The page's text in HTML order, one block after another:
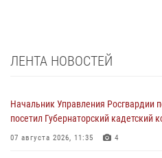
ЛЕНТА НОВОСТЕЙ
Начальник Управления Росгвардии
посетил Губернаторский кадетский
07 августа 2026, 11:35 4